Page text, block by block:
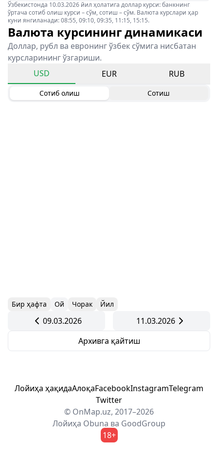
Ўзбекистонда 10.03.2026 йил ҳолатига доллар курси: банкнинг
ўртача сотиб олиш курси – сўм, сотиш – сўм. Валюта курслари ҳар
куни янгиланади: 08:55, 09:10, 09:35, 11:15, 15:15.
Валюта курсининг динамикаси
Доллар, рубл ва евронинг ўзбек сўмига нисбатан
курсларининг ўзгариши.
USD
EUR RUB
Сотиб олиш Сотиш
Бир ҳафта Ой Чорак Йил
09.03.2026
11.03.2026
Архивга қайтиш
Лойиҳа ҳақидаАлоқаFacebookInstagramTelegram
Twitter
© OnMap.uz, 2017–2026
Лойиҳа Obuna ва GoodGroup
18+